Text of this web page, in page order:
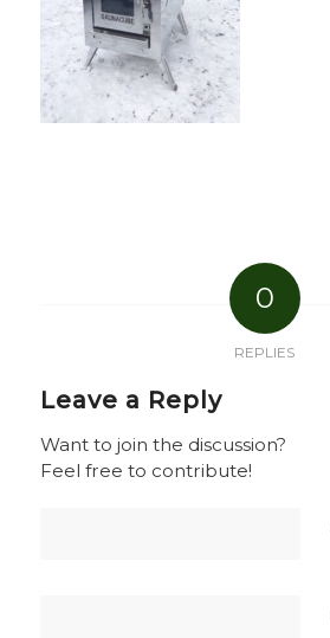
0
REPLIES
Leave a Reply
Want to join the discussion?
Feel free to contribute!